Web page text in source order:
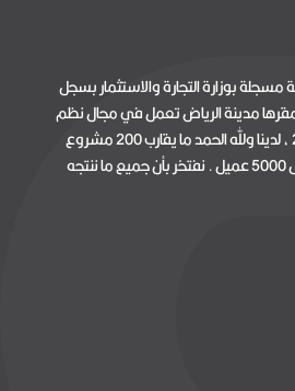
بوزارة التجارة والاستثمار بسجل
رقم 1010426491 مقرها مدينة الرياض تعمل في مجال نظم
المعلومات منذ عام 2007 ، لدينا ولله الحمد ما يقارب 200 مشروع
تم الإستفادة منها من قبل 5000 عميل . نفتخر بأن جميع ما ننتجه